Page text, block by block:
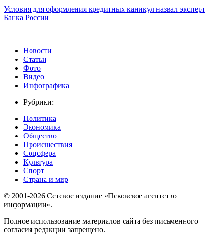
Условия для оформления кредитных каникул назвал эксперт
Банка России
Новости
Статьи
Фото
Видео
Инфографика
Рубрики:
Политика
Экономика
Общество
Происшествия
Соцсфера
Культура
Спорт
Страна и мир
© 2001-2026 Сетевое издание «Псковское агентство
информации».
Полное использование материалов сайта без письменного
согласия редакции запрещено.